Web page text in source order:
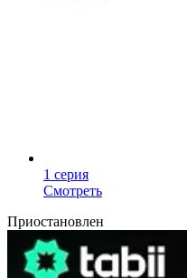
1 серия
Смотреть
Приостановлен